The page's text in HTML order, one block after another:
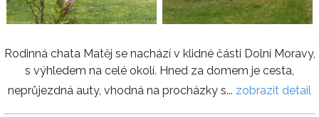
Rodinná chata Matěj se nachází v klidné části Dolní Moravy,
s výhledem na celé okolí. Hned za domem je cesta,
neprůjezdná auty, vhodná na procházky s... zobrazit detail